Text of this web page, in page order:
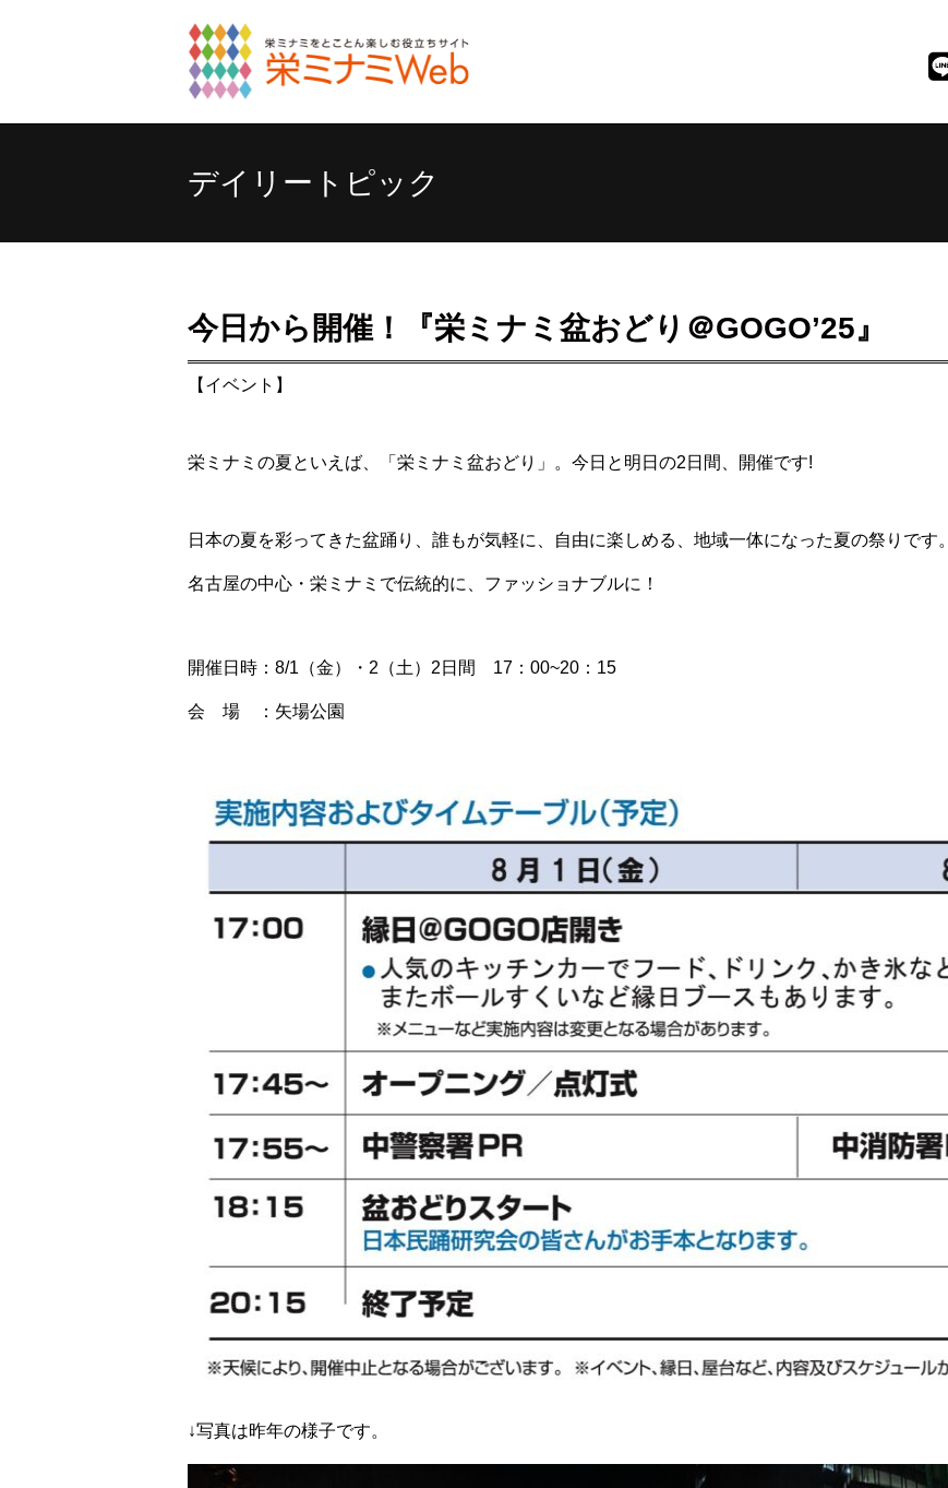
デイリートピック
今日から開催！『栄ミナミ盆おどり＠GOGO’25』
【イベント】
栄ミナミの夏といえば、「栄ミナミ盆おどり」。今日と明日の2日間、開催です!
日本の夏を彩ってきた盆踊り、誰もが気軽に、自由に楽しめる、地域一体になった夏の祭りです。
名古屋の中心・栄ミナミで伝統的に、ファッショナブルに！
開催日時：8/1（金）・2（土）2日間 17：00~20：15
会 場 ：矢場公園
↓写真は昨年の様子です。